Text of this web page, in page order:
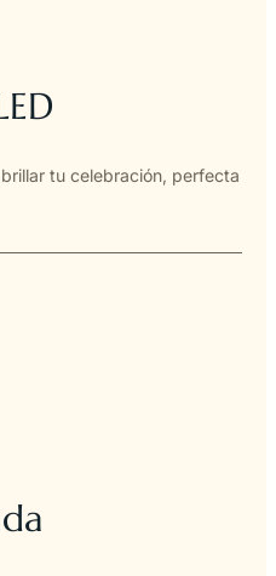
tu celebración, perfecta